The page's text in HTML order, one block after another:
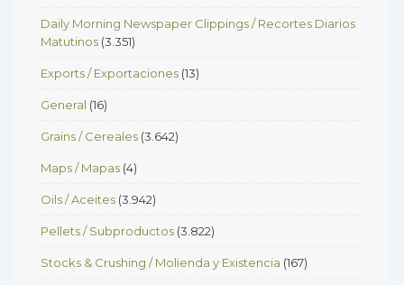
Daily Morning Newspaper Clippings / Recortes Diarios
Matutinos (3.351)
Exports / Exportaciones (13)
General (16)
Grains / Cereales (3.642)
Maps / Mapas (4)
Oils / Aceites (3.942)
Pellets / Subproductos (3.822)
Stocks & Crushing / Molienda y Existencia (167)